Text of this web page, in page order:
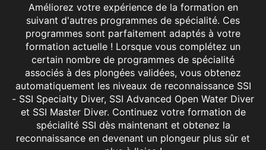
Améliorez votre expérience de la formation en
suivant d'autres programmes de spécialité. Ces
programmes sont parfaitement adaptés à votre
formation actuelle ! Lorsque vous complétez un
certain nombre de programmes de spécialité
associés à des plongées validées, vous obtenez
automatiquement les niveaux de reconnaissance SSI
- SSI Specialty Diver, SSI Advanced Open Water Diver
et SSI Master Diver. Continuez votre formation de
spécialité SSI dès maintenant et obtenez la
reconnaissance en devenant un plongeur plus sûr et